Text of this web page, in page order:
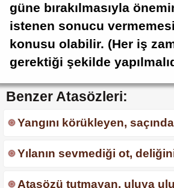
güne bırakılmasıyla
istenen sonucu
konusu olabilir. (Her iş
gerektiği şekilde
Benzer Atasözleri:
Yangını körükleyen,
Yılanın sevmediği ot,
Atasözü tutmayan, uluya